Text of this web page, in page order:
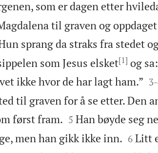
som er dagen etter
til graven og
sprang da straks fra stedet
som Jesus elsket[1] og
ikke hvor de har lagt ham.”
3-
til graven for å se etter. Den
først fram.
5 Han bøyde seg
men han gikk ikke inn.
6 Litt